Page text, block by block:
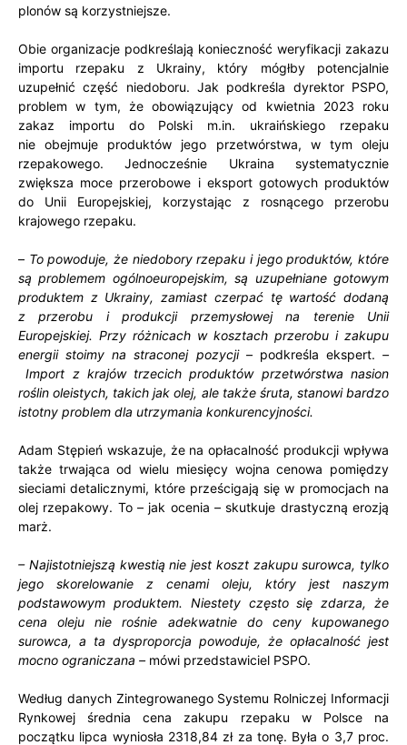
plonów są korzystniejsze.
Obie organizacje podkreślają konieczność weryfikacji zakazu
importu rzepaku z Ukrainy, który mógłby potencjalnie
uzupełnić część niedoboru. Jak podkreśla dyrektor PSPO,
problem w tym, że obowiązujący od kwietnia 2023 roku
zakaz importu do Polski m.in. ukraińskiego rzepaku
nie obejmuje produktów jego przetwórstwa, w tym oleju
rzepakowego. Jednocześnie Ukraina systematycznie
zwiększa moce przerobowe i eksport gotowych produktów
do Unii Europejskiej, korzystając z rosnącego przerobu
krajowego rzepaku.
– To powoduje, że niedobory rzepaku i jego produktów, które
są problemem ogólnoeuropejskim, są uzupełniane gotowym
produktem z Ukrainy, zamiast czerpać tę wartość dodaną
z przerobu i produkcji przemysłowej na terenie Unii
Europejskiej. Przy różnicach w kosztach przerobu i zakupu
energii stoimy na straconej pozycji – podkreśla ekspert. –
Import z krajów trzecich produktów przetwórstwa nasion
roślin oleistych, takich jak olej, ale także śruta, stanowi bardzo
istotny problem dla utrzymania konkurencyjności.
Adam Stępień wskazuje, że na opłacalność produkcji wpływa
także trwająca od wielu miesięcy wojna cenowa pomiędzy
sieciami detalicznymi, które prześcigają się w promocjach na
olej rzepakowy. To – jak ocenia – skutkuje drastyczną erozją
marż.
– Najistotniejszą kwestią nie jest koszt zakupu surowca, tylko
jego skorelowanie z cenami oleju, który jest naszym
podstawowym produktem. Niestety często się zdarza, że
cena oleju nie rośnie adekwatnie do ceny kupowanego
surowca, a ta dysproporcja powoduje, że opłacalność jest
mocno ograniczana – mówi przedstawiciel PSPO.
Według danych Zintegrowanego Systemu Rolniczej Informacji
Rynkowej średnia cena zakupu rzepaku w Polsce na
początku lipca wyniosła 2318,84 zł za tonę. Była o 3,7 proc.